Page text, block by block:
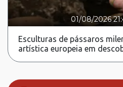
01/08/2026
Esculturas de pássaros
artística europeia em